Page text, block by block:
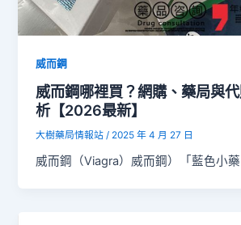
威而鋼
威而鋼哪裡買？網購、藥局與
析【2026最新】
大樹藥局情報站 / 2025 年 4 月 27 日
威而鋼（Viagra）威而鋼）「藍色小藥